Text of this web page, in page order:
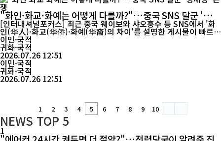
"화인·화교·화예는 어떻게 다를까?"…중국 SNS 달군 '정
체성' 논쟁
[인터내셔널포커스] 최근 중국 웨이보와 샤오훙수 등 SNS에서 '화
인(华人)·화교(华侨)·화예(华裔)의 차이'를 설명한 게시물이 빠르
게 확산되며 해외 중국계의 정체성을 둘러싼 논쟁으로 이어지고 있
다. 단순한 용어 설명이었지만 국적과 혈통, 문화적 정체성을 바라보
는 시각 차이가 드러나면서 수많은 댓글이 이어지고 있다. 게시물은
먼저 화인(华人)을 중국에서 태어난 뒤 외국 국적을 취...
이민·국적
귀화·국적
2026.07.26 12:51
이민·국적
귀화·국적
2026.07.26 12:51
1 2 3 4 5 6 7 8 9 10
NEWS TOP 5
1